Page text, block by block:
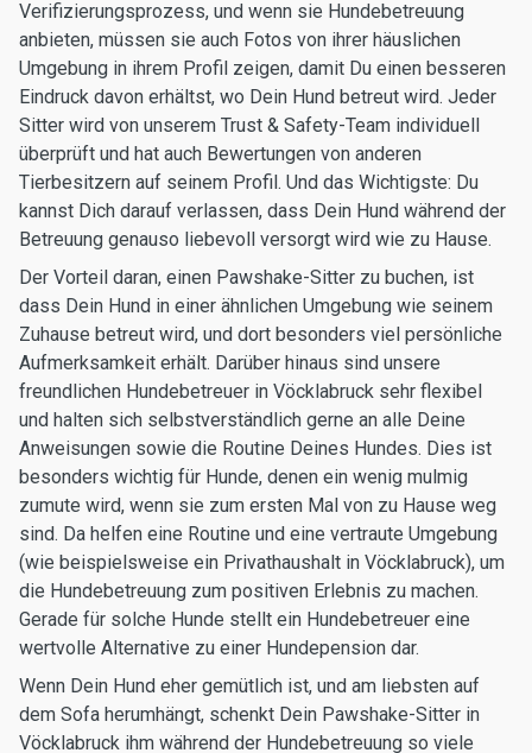
Verifizierungsprozess, und wenn sie Hundebetreuung
anbieten, müssen sie auch Fotos von ihrer häuslichen
Umgebung in ihrem Profil zeigen, damit Du einen besseren
Eindruck davon erhältst, wo Dein Hund betreut wird. Jeder
Sitter wird von unserem Trust & Safety-Team individuell
überprüft und hat auch Bewertungen von anderen
Tierbesitzern auf seinem Profil. Und das Wichtigste: Du
kannst Dich darauf verlassen, dass Dein Hund während der
Betreuung genauso liebevoll versorgt wird wie zu Hause.
Der Vorteil daran, einen Pawshake-Sitter zu buchen, ist
dass Dein Hund in einer ähnlichen Umgebung wie seinem
Zuhause betreut wird, und dort besonders viel persönliche
Aufmerksamkeit erhält. Darüber hinaus sind unsere
freundlichen Hundebetreuer in Vöcklabruck sehr flexibel
und halten sich selbstverständlich gerne an alle Deine
Anweisungen sowie die Routine Deines Hundes. Dies ist
besonders wichtig für Hunde, denen ein wenig mulmig
zumute wird, wenn sie zum ersten Mal von zu Hause weg
sind. Da helfen eine Routine und eine vertraute Umgebung
(wie beispielsweise ein Privathaushalt in Vöcklabruck), um
die Hundebetreuung zum positiven Erlebnis zu machen.
Gerade für solche Hunde stellt ein Hundebetreuer eine
wertvolle Alternative zu einer Hundepension dar.
Wenn Dein Hund eher gemütlich ist, und am liebsten auf
dem Sofa herumhängt, schenkt Dein Pawshake-Sitter in
Vöcklabruck ihm während der Hundebetreuung so viele